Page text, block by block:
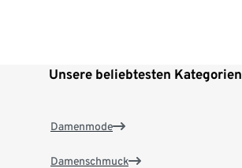
Unsere beliebtesten Kategorien
Damenmode
Damenschmuck